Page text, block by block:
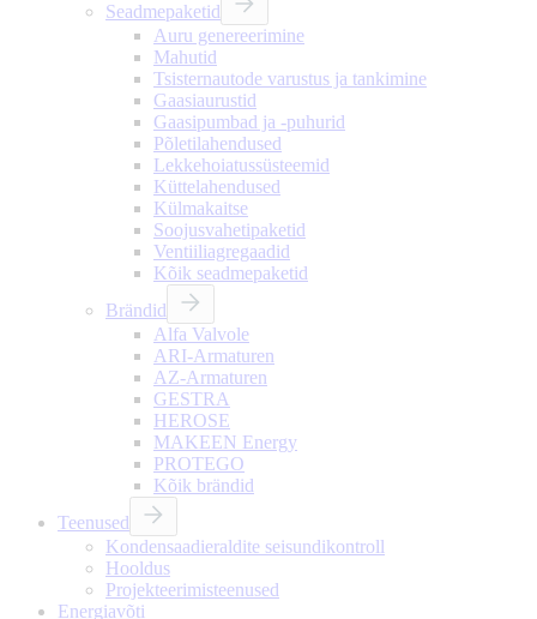
Seadmepaketid
Auru genereerimine
Mahutid
Tsisternautode varustus ja tankimine
Gaasiaurustid
Gaasipumbad ja -puhurid
Põletilahendused
Lekkehoiatussüsteemid
Küttelahendused
Külmakaitse
Soojusvahetipaketid
Ventiiliagregaadid
Kõik seadmepaketid
Brändid
Alfa Valvole
ARI-Armaturen
AZ-Armaturen
GESTRA
HEROSE
MAKEEN Energy
PROTEGO
Kõik brändid
Teenused
Kondensaadieraldite seisundikontroll
Hooldus
Projekteerimisteenused
Energiavõti